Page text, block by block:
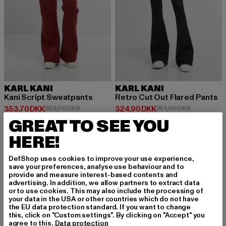
KARL KANI
Kani Script Sweatpants
353,70 DKK
Nuværende pris: 353,70 DKK
393,00 DKKKampagnepris: 393,00 DKK
KARL KANI
Retro Cut Out Flared Pants
324,90 DKK
Nuværende pris: 324,90 DKK
361,00 DKK
NY -12%
GREAT TO SEE YOU
HERE!
DefShop uses cookies to improve your use experience,
save your preferences, analyse use behaviour and to
provide and measure interest-based contents and
advertising. In addition, we allow partners to extract data
or to use cookies. This may also include the processing of
your data in the USA or other countries which do not have
the EU data protection standard. If you want to change
this, click on "Custom settings". By clicking on "Accept" you
agree to this. Data protection